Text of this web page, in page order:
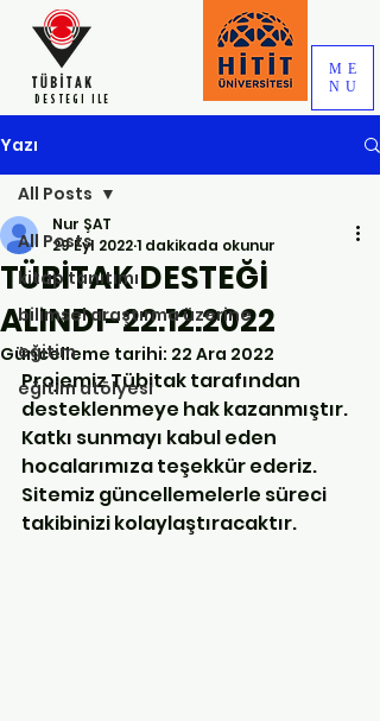
ME
NU
DESTEGI ILE
Yazı
All Posts
kitap tanıtımı
bilimsel araştırma üzerine
eğitim
eğitim atölyesi
All Posts
TÜBİTAK DESTEĞİ
ALINDI-22.12.2022
Nur ŞAT
29 Eyl 20221 dakikada okunur
Güncelleme tarihi: 22 Ara 2022
Projemiz Tübitak tarafından
desteklenmeye hak kazanmıştır.
Katkı sunmayı kabul eden
hocalarımıza teşekkür ederiz.
Sitemiz güncellemelerle süreci
takibinizi kolaylaştıracaktır.